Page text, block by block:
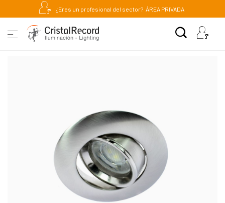
¿Eres un profesional del sector? ÁREA PRIVADA